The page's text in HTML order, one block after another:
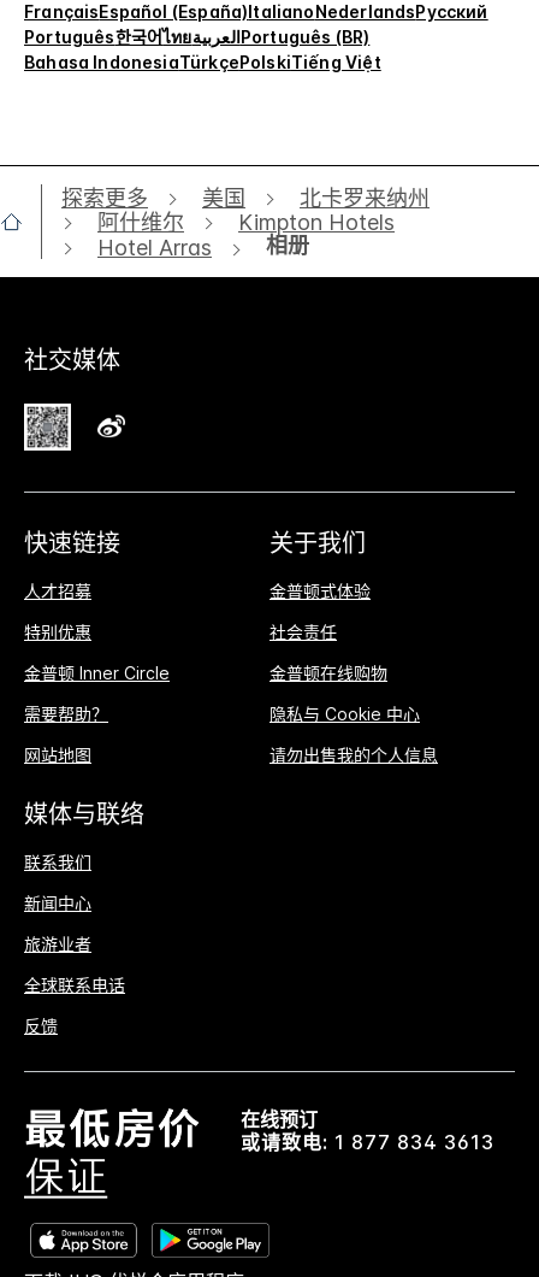
FrançaisEspañol (España)ItalianoNederlandsРусский
Português한국어ไทยالعربيةPortuguês (BR)
Bahasa IndonesiaTürkçePolskiTiếng Việt
探索更多 美国
北卡罗来纳州
阿什维尔
Kimpton Hotels
Hotel Arras
相册
社交媒体
快速链接
人才招募
特别优惠
金普顿 Inner Circle
需要帮助？
网站地图
关于我们
金普顿式体验
社会责任
金普顿在线购物
隐私与 Cookie 中心
请勿出售我的个人信息
媒体与联络
联系我们
新闻中心
旅游业者
全球联系电话
反馈
在线预订
或请致电: 1 877 834 3613